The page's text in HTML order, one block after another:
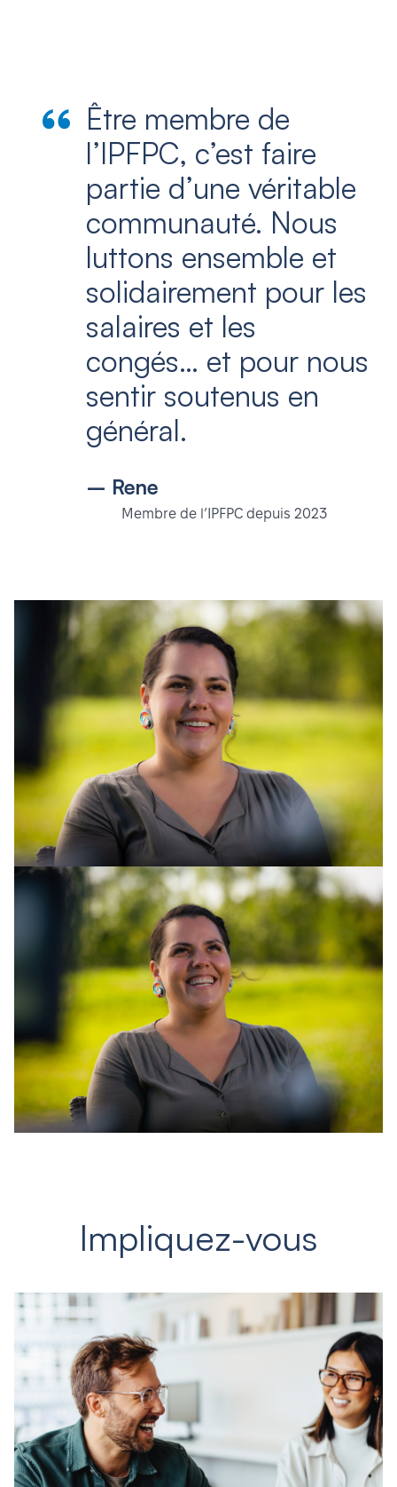
Être membre de
l’IPFPC, c’est faire
partie d’une véritable
communauté. Nous
luttons ensemble et
solidairement pour les
salaires et les
congés… et pour nous
sentir soutenus en
général.
– Rene
Membre de l’IPFPC depuis 2023
Impliquez-vous